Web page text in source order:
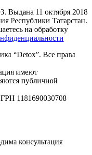
Выдана 11 октября 2018
Республики Татарстан.
на обработку
“Detox”. Все права
имеют
публичной
1181690030708
консультация